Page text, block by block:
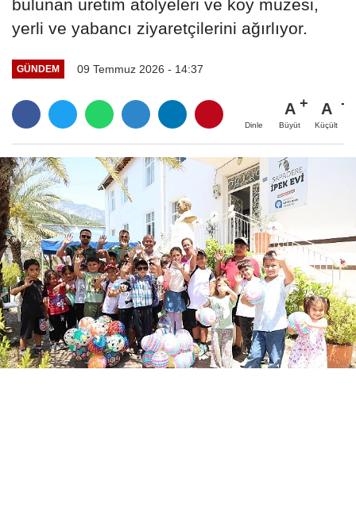
bulunan üretim atölyeleri ve köy müzesi,
yerli ve yabancı ziyaretçilerini ağırlıyor.
GÜNDEM 09 Temmuz 2026 - 14:37
Dinle
A
Büyüt
A
Küçült